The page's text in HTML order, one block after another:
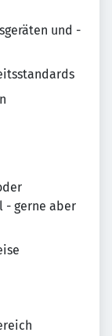
und -
- gerne aber